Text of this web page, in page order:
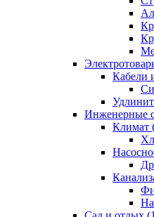
Кабели
Инженерные
Климат